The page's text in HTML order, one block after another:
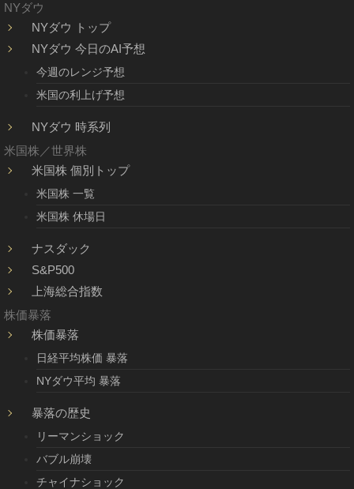
NYダウ
NYダウ トップ
NYダウ 今日のAI予想
今週のレンジ予想
米国の利上げ予想
NYダウ 時系列
米国株／世界株
米国株 個別トップ
米国株 一覧
米国株 休場日
ナスダック
S&P500
上海総合指数
株価暴落
株価暴落
日経平均株価 暴落
NYダウ平均 暴落
暴落の歴史
リーマンショック
バブル崩壊
チャイナショック